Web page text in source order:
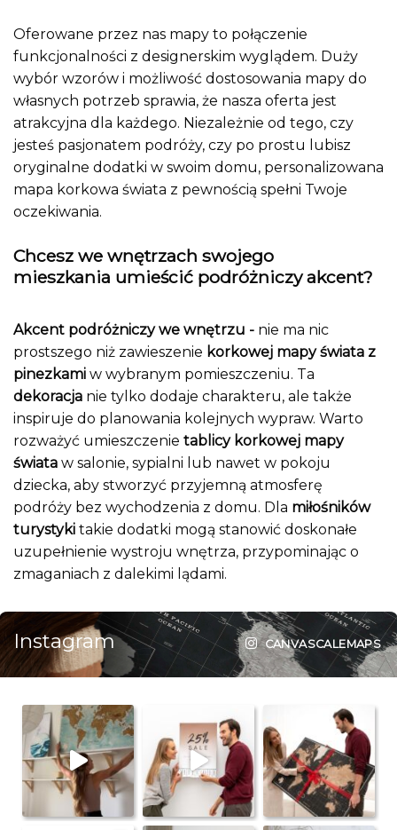
Oferowane przez nas mapy to połączenie
funkcjonalności z designerskim wyglądem. Duży
wybór wzorów i możliwość dostosowania mapy do
własnych potrzeb sprawia, że nasza oferta jest
atrakcyjna dla każdego. Niezależnie od tego, czy
jesteś pasjonatem podróży, czy po prostu lubisz
oryginalne dodatki w swoim domu, personalizowana
mapa korkowa świata z pewnością spełni Twoje
oczekiwania.
Chcesz we wnętrzach swojego
mieszkania umieścić podróżniczy akcent?
Akcent podróżniczy we wnętrzu - nie ma nic
prostszego niż zawieszenie korkowej mapy świata z
pinezkami w wybranym pomieszczeniu. Ta
dekoracja nie tylko dodaje charakteru, ale także
inspiruje do planowania kolejnych wypraw. Warto
rozważyć umieszczenie tablicy korkowej mapy
świata w salonie, sypialni lub nawet w pokoju
dziecka, aby stworzyć przyjemną atmosferę
podróży bez wychodzenia z domu. Dla miłośników
turystyki takie dodatki mogą stanowić doskonałe
uzupełnienie wystroju wnętrza, przypominając o
zmaganiach z dalekimi lądami.
Instagram CANVASCALEMAPS